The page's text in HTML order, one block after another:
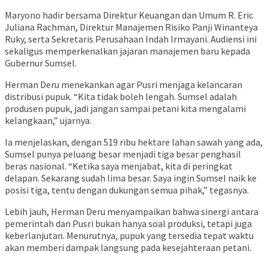
Maryono hadir bersama Direktur Keuangan dan Umum R. Eric
Juliana Rachman, Direktur Manajemen Risiko Panji Winanteya
Ruky, serta Sekretaris Perusahaan Indah Irmayani. Audiensi ini
sekaligus memperkenalkan jajaran manajemen baru kepada
Gubernur Sumsel.
Herman Deru menekankan agar Pusri menjaga kelancaran
distribusi pupuk. “Kita tidak boleh lengah. Sumsel adalah
produsen pupuk, jadi jangan sampai petani kita mengalami
kelangkaan,” ujarnya.
Ia menjelaskan, dengan 519 ribu hektare lahan sawah yang ada,
Sumsel punya peluang besar menjadi tiga besar penghasil
beras nasional. “Ketika saya menjabat, kita di peringkat
delapan. Sekarang sudah lima besar. Saya ingin Sumsel naik ke
posisi tiga, tentu dengan dukungan semua pihak,” tegasnya.
Lebih jauh, Herman Deru menyampaikan bahwa sinergi antara
pemerintah dan Pusri bukan hanya soal produksi, tetapi juga
keberlanjutan. Menurutnya, pupuk yang tersedia tepat waktu
akan memberi dampak langsung pada kesejahteraan petani.